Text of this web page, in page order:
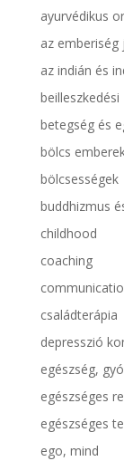
ayurvédikus
az
az indián és
beilleszkedési
betegség és
bölcs
bölcsességek
buddhizmus
childhood
coaching
családterápia
depresszió
egészség,
egészséges
egészséges
ego, mind